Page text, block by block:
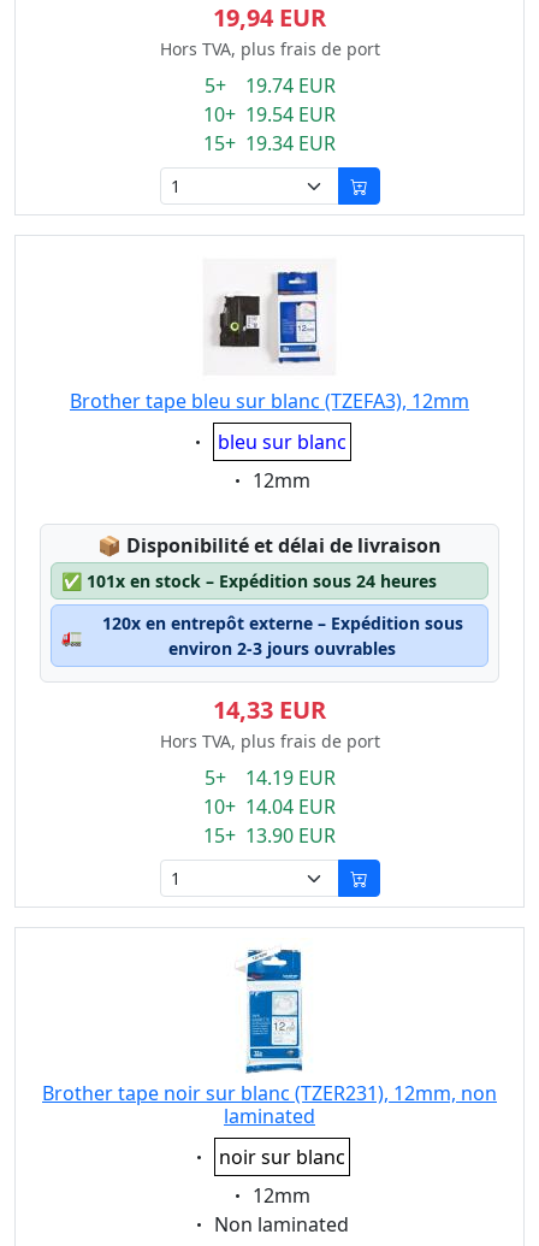
19,94 EUR
Hors TVA, plus frais de port
5+ 19.74 EUR
10+ 19.54 EUR
15+ 19.34 EUR
Brother tape bleu sur blanc (TZEFA3), 12mm
Eigenschaft:
bleu sur blanc
Eigenschaft:
12mm
📦 Lagerstatus:
Disponibilité et délai de livraison
✅ 101x en stock – Expédition sous 24 heures
🚛
120x en entrepôt externe – Expédition sous
environ 2-3 jours ouvrables
14,33 EUR
Hors TVA, plus frais de port
5+ 14.19 EUR
10+ 14.04 EUR
15+ 13.90 EUR
Brother tape noir sur blanc (TZER231), 12mm, non
laminated
Eigenschaft:
noir sur blanc
Eigenschaft:
12mm
Eigenschaft:
Non laminated